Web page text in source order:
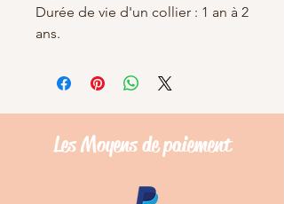
Durée de vie d'un collier : 1 an à 2
ans.
Les Moyens depaiement